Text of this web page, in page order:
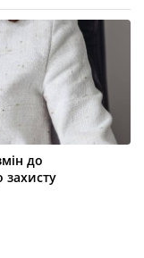
до
захисту